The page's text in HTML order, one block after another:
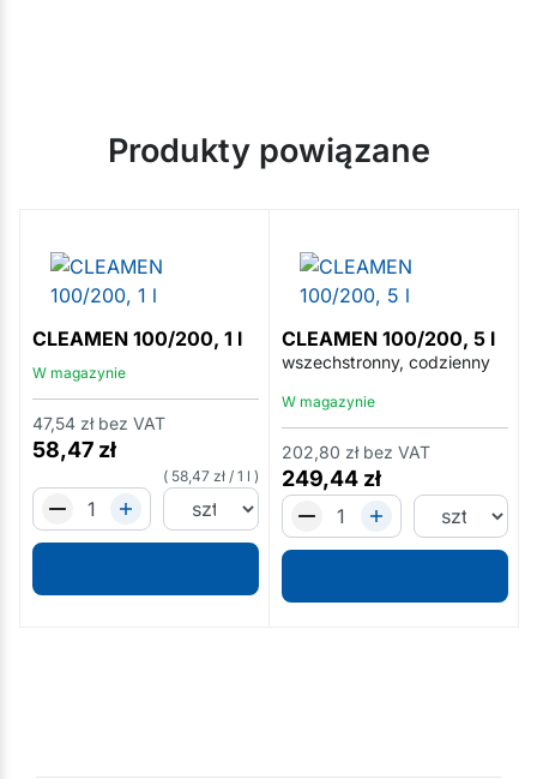
Produkty powiązane
CLEAMEN 100/200, 1 l
W magazynie
58,47 zł
47,54 zł bez VAT
58,47 zł/ 1 l
CLEAMEN 100/200, 5 l
wszechstronny, codzienny
W magazynie
249,44 zł
202,80 zł bez VAT